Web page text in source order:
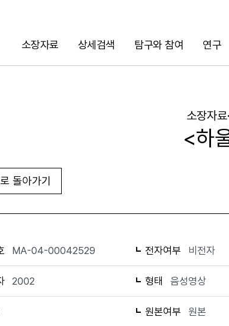
소장자료 상세검색 탐구와 참여 연구
검색
소장자료
<하
돌아가기
MA-04-00042529 전자여부 비전자
2002 형태 음성영상
원본여부 원본